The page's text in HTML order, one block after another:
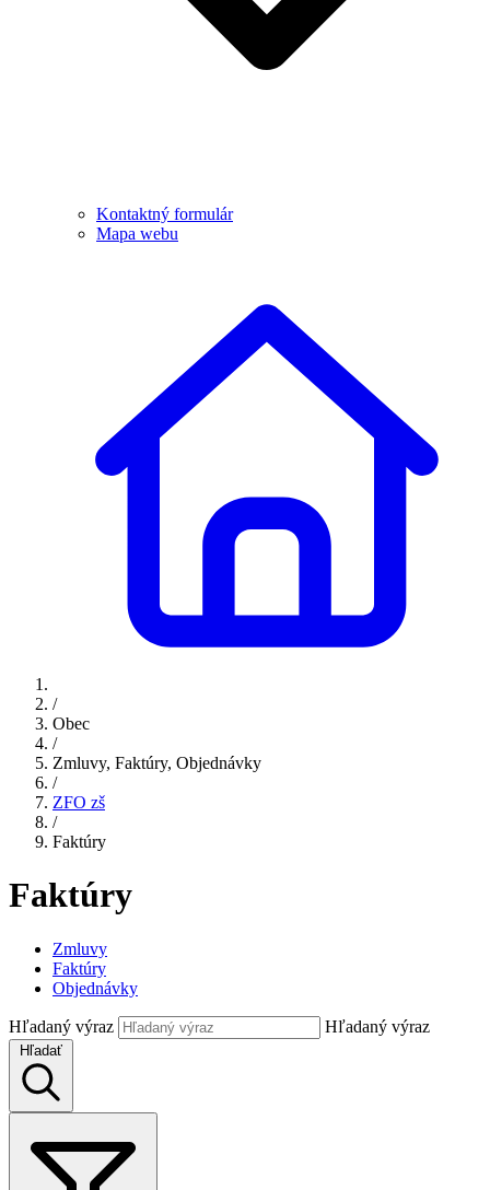
Kontaktný formulár
Mapa webu
/
Obec
/
Zmluvy, Faktúry, Objednávky
/
ZFO zš
/
Faktúry
Faktúry
Zmluvy
Faktúry
Objednávky
Hľadaný výraz Hľadaný výraz
Hľadať